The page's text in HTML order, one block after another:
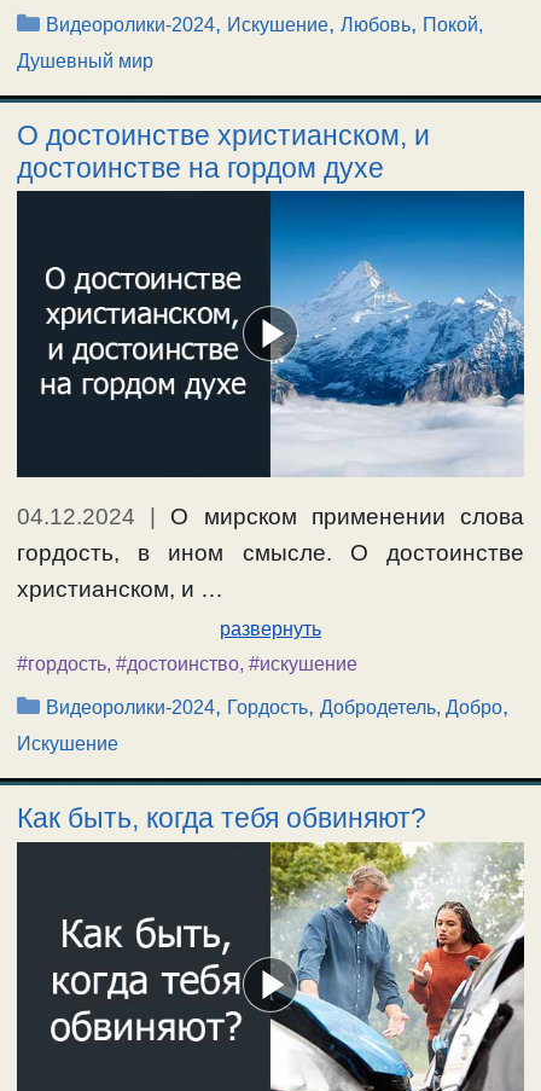
Рубрики
Видеоролики-2024, Искушение,Любовь, Покой,
Душевный мир
О достоинстве христианском, и
достоинстве на гордом духе
04.12.2024
О мирском применении слова
гордость, в ином смысле. О достоинстве
христианском, и …
развернуть
#гордость, #достоинство, #искушение
Рубрики
Видеоролики-2024, Гордость,Добродетель, Добро,
Искушение
Как быть, когда тебя обвиняют?